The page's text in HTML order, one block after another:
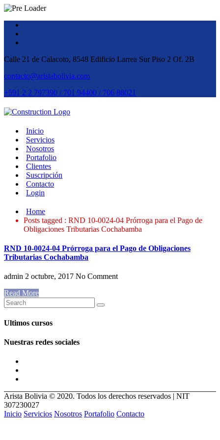
Calle 21 de Calacoto, 8548 Edificio Larrea Sur Piso 2 Of. 2B
contacto@aristabolivia.com
+591 2 2 797390 / 701 94400 / 706 88021
Inicio
Servicios
Nosotros
Portafolio
Clientes
Suscripción
Contacto
Login
Home
Posts tagged : RND 10-0024-04 Prórroga para el Pago de
Obligaciones Tributarias Cochabamba
RND 10-0024-04 Prórroga para el Pago de Obligaciones
Tributarias Cochabamba
admin 2 octubre, 2017 No Comment
Read More
Ultimos cursos
Nuestras redes sociales
Arista Bolivia © 2020. Todos los derechos reservados | NIT
307230027
Inicio Servicios Nosotros Portafolio Contacto